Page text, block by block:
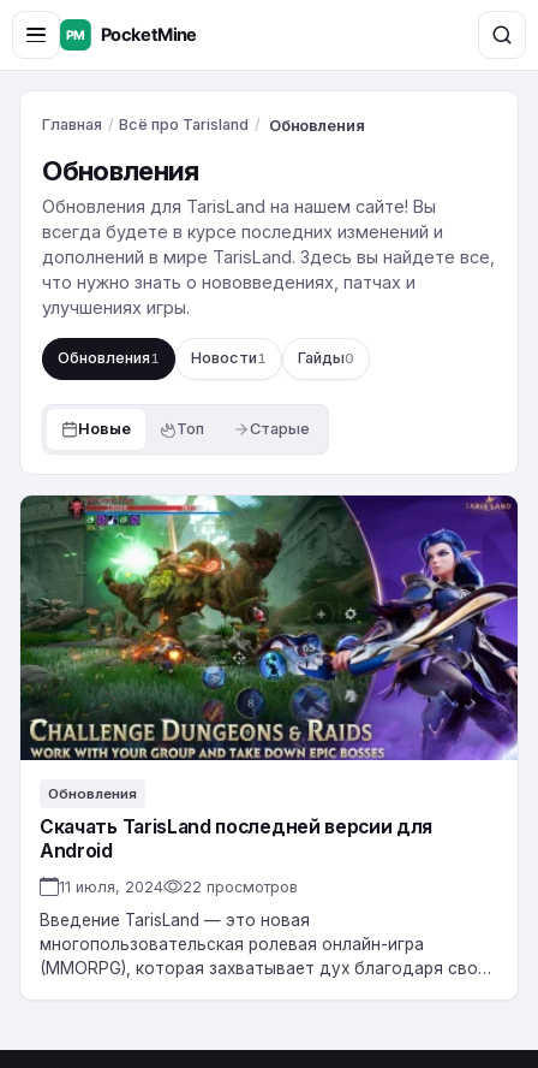
Главная / Всё про Tarisland / Обновления
Обновления
Обновления для TarisLand на нашем сайте! Вы
всегда будете в курсе последних изменений и
дополнений в мире TarisLand. Здесь вы найдете все,
что нужно знать о нововведениях, патчах и
улучшениях игры.
Обновления1 Новости1 Гайды0
Новые Топ Старые
Скачать
TarisLand
последней
версии
для
Android
Обновления
Скачать TarisLand последней версии для
Android
11 июля, 2024 22 просмотров
Введение TarisLand — это новая
многопользовательская ролевая онлайн-игра
(MMORPG), которая захватывает дух благодаря своей